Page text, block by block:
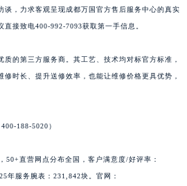
谈，力求客观呈现成都万国官方售后服务中心的真实
接致电400-992-7093获取第一手信息。
的第三方服务商。其工艺、技术均对标官方标准，
时长、提升送修效率，也能让维修价格更具优势，
188-5020）
50+直营网点分布全国，客户满意度/好评率：
年服务腕表：231,842块。官网：